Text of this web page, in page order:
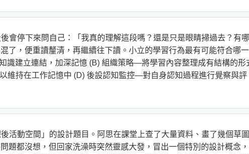
會停下來問自己：「我真的理解這段嗎？還是只是眼睛掃過去？有
了，便重讀釐清，再繼續往下讀。小立的學習行為最有可能符合哪
識建立連結，加深記憶 (B) 組織策略—將學習內容整理成有結構的形
維持在工作記憶中 (D) 後設認知監控—對自身認知過程進行覺察與評
活動空間」的設計題目。阿思在課堂上查了大量資料、畫了幾個草圖
題都沒想，但回家洗澡時突然靈感大發，冒出一個特別的設計概念